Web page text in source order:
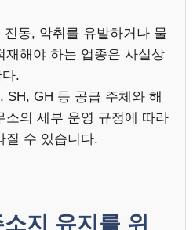
동, 악취를 유발하거나 물
재해야 하는 업종은 사실상
.
SH, GH 등 공급 주체와 해
소의 세부 운영 규정에 따라
질 수 있습니다.
지 유지를 위